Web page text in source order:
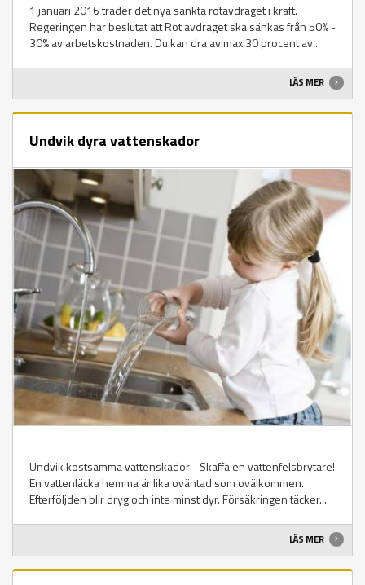
1 januari 2016 träder det nya sänkta rotavdraget i kraft.
Regeringen har beslutat att Rot avdraget ska sänkas från 50% -
30% av arbetskostnaden. Du kan dra av max 30 procent av...
LÄS MER
Undvik dyra vattenskador
Undvik kostsamma vattenskador - Skaffa en vattenfelsbrytare!
En vattenläcka hemma är lika oväntad som ovälkommen.
Efterföljden blir dryg och inte minst dyr. Försäkringen täcker...
LÄS MER